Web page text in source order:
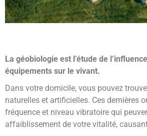
La géobiologie est l’étude de l’
équipements sur le vivant.
Dans votre domicile, vous pouvez
naturelles et artificielles. Ces dernières
fréquence et niveau vibratoire qui
affaiblissement de votre vitalité,